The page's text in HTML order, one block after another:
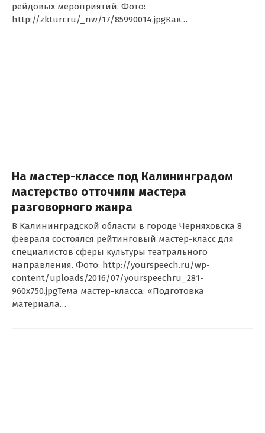
рейдовых мероприятий. Фото:
http://zkturr.ru/_nw/17/85990014.jpgКак…
На мастер-классе под Калининградом
мастерство отточили мастера
разговорного жанра
В Калининградской области в городе Черняховска 8
февраля состоялся рейтинговый мастер-класс для
специалистов сферы культуры театрального
направления. Фото: http://yourspeech.ru/wp-
content/uploads/2016/07/yourspeechru_281-
960x750.jpgТема мастер-класса: «Подготовка
материала…